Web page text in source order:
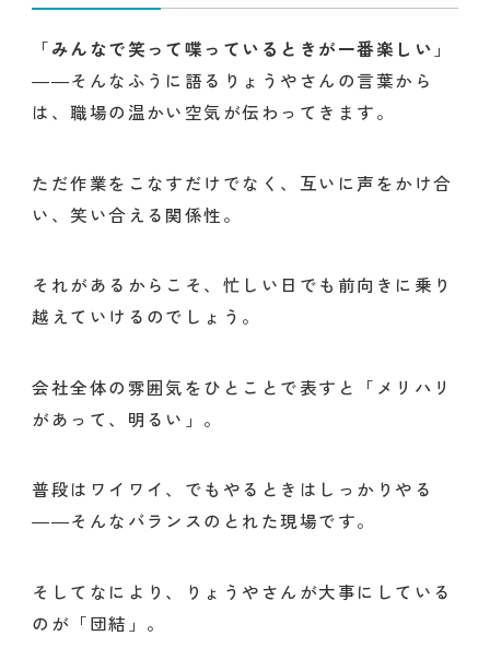
「みんなで笑って喋っているときが一番楽しい 」
――そんなふうに語るりょうやさんの言葉から
は、職場の温かい空気が伝わってきます。
ただ作業をこなすだけでなく、互いに声をかけ合
い、笑い合える関係性。
それがあるからこそ、忙しい日でも前向きに乗り
越えていけるのでしょう。
会社全体の雰囲気をひとことで表すと「メリハリ
があって、明るい」。
普段はワイワイ、でもやるときはしっかりやる
――そんなバランスのとれた現場です。
そしてなにより、りょうやさんが大事にしている
のが「団結」。